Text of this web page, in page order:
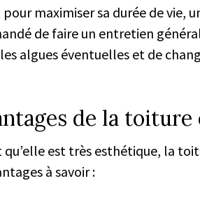
maximiser sa durée de vie,
de faire un entretien
algues éventuelles et de
de la toiture
est très esthétique, la
à savoir :